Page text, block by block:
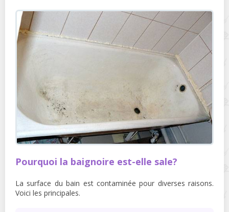
Pourquoi la baignoire est-elle sale?
La surface du bain est contaminée pour diverses raisons.
Voici les principales.